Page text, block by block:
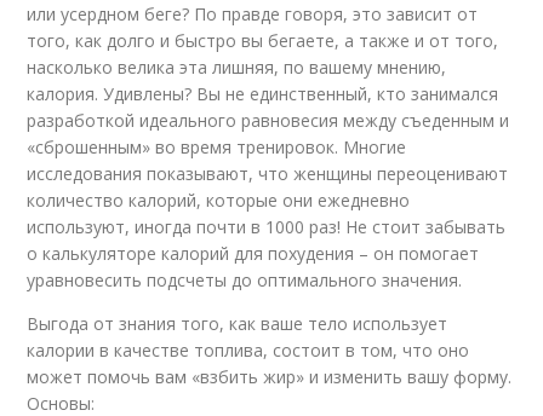
или усердном беге? По правде говоря, это зависит от
того, как долго и быстро вы бегаете, а также и от того,
насколько велика эта лишняя, по вашему мнению,
калория. Удивлены? Вы не единственный, кто занимался
разработкой идеального равновесия между съеденным и
«сброшенным» во время тренировок. Многие
исследования показывают, что женщины переоценивают
количество калорий, которые они ежедневно
используют, иногда почти в 1000 раз! Не стоит забывать
о калькуляторе калорий для похудения – он помогает
уравновесить подсчеты до оптимального значения.
Выгода от знания того, как ваше тело использует
калории в качестве топлива, состоит в том, что оно
может помочь вам «взбить жир» и изменить вашу форму.
Основы: